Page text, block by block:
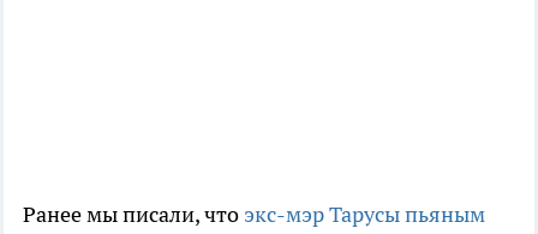
Ранее мы писали, что экс-мэр Тарусы пьяным